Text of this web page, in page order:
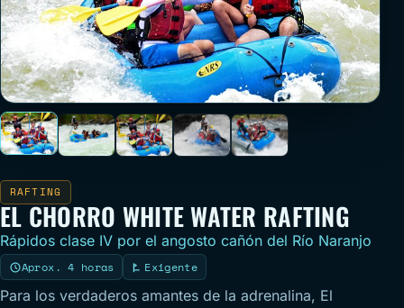
RAFTING
EL CHORRO WHITE WATER RAFTING
Rápidos clase IV por el angosto cañón del Río Naranjo
Aprox. 4 horas Exigente
Para los verdaderos amantes de la adrenalina, El